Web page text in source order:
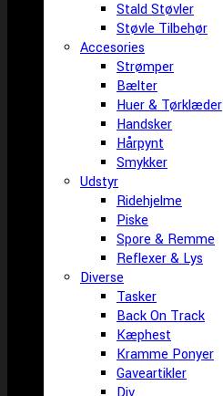
Stald Støvler
Støvle Tilbehør
Accesories
Strømper
Bælter
Huer & Tørklæder
Handsker
Hårpynt
Smykker
Udstyr
Ridehjelme
Piske
Spore & Remme
Reflexer & Lys
Diverse
Tasker
Back On Track
Kæphest
Kramme Ponyer
Gaveartikler